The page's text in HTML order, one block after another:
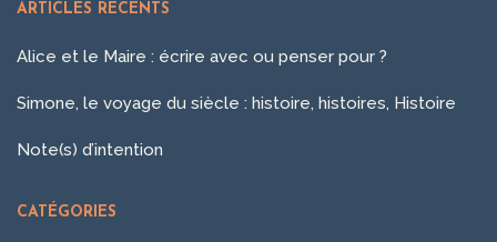
ARTICLES RÉCENTS
Alice et le Maire : écrire avec ou penser pour ?
Simone, le voyage du siècle : histoire, histoires, Histoire
Note(s) d’intention
CATÉGORIES